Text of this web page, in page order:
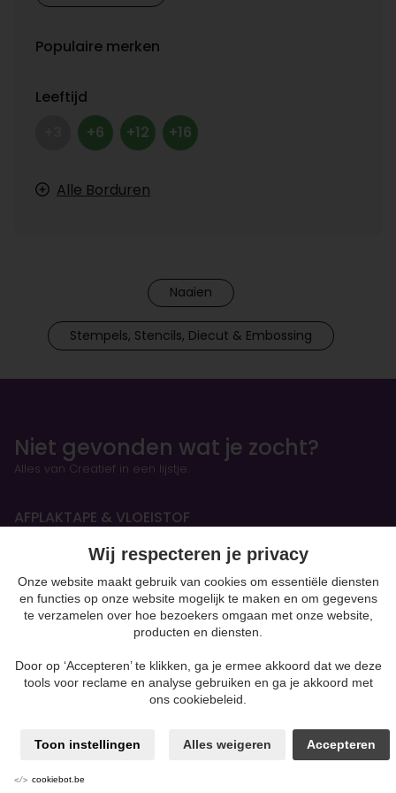
Populaire merken
Leeftijd
+6 +12 +16
Alle Borduren
Naaien
Stempels, Stencils, Diecut & Embossing
Niet gevonden wat je zocht?
Alles van Creatief in een lijstje.
AFPLAKTAPE & VLOEISTOF
HANDBOEKEN & OEFENSCHRIFTEN
Figurines
Klei-soorten
Beton
Gips
Wij respecteren je privacy
Onze website maakt gebruik van cookies om essentiële diensten
en functies op onze website mogelijk te maken en om gegevens
te verzamelen over hoe bezoekers omgaan met onze website,
producten en diensten.
Door op ‘Accepteren’ te klikken, ga je ermee akkoord dat we deze
tools voor reclame en analyse gebruiken en ga je akkoord met
ons cookiebeleid.
Toon instellingen Alles weigeren Accepteren
cookiebot.be